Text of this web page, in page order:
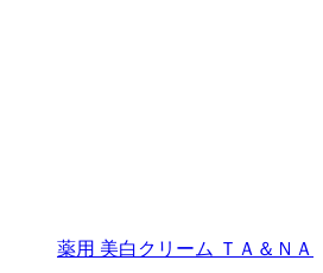
薬用 美白クリーム ＴＡ＆ＮＡ